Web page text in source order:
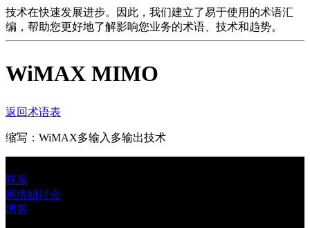
解
决
案
持
务
何
购
买
技术在快速发展进步。因此，我们建立了易于使用的术语汇
编，帮助您更好地了解影响您业务的术语、技术和趋势。
WiMAX MIMO
返回术语表
缩写：WiMAX多输入多输出技术
联系
网络研讨会
博客